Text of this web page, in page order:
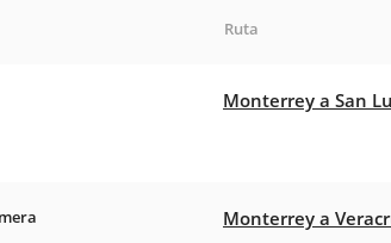
Ruta
Monterrey a San
Monterrey a